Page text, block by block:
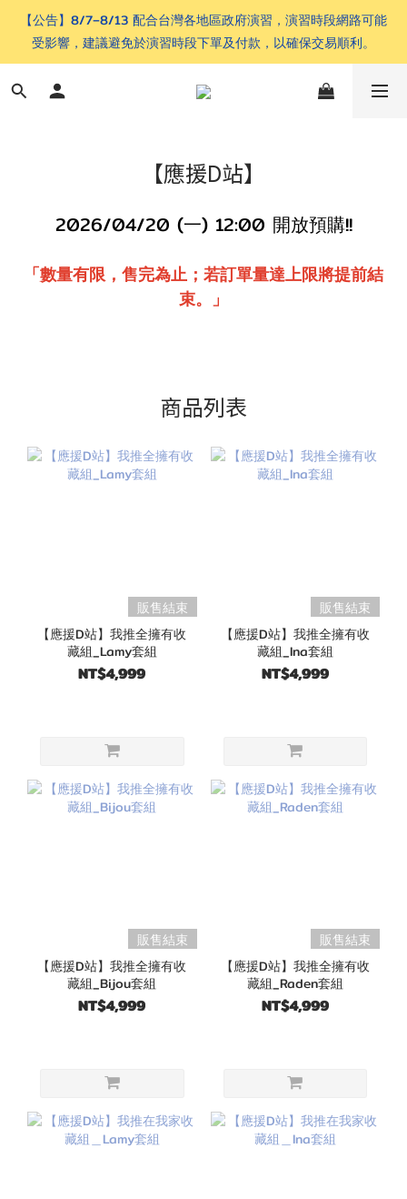
【公告】8/7–8/13 配合台灣各地區政府演習，演習時段網路可能
受影響，建議避免於演習時段下單及付款，以確保交易順利。
【應援D站】
2026/04/20 (一) 12:00 開放預購!!
「數量有限，售完為止；若訂單量達上限將提前結
束。」
商品列表
販售結束
【應援D站】我推全擁有收
藏組_Lamy套組
NT$4,999
販售結束
【應援D站】我推全擁有收
藏組_Ina套組
NT$4,999
販售結束
【應援D站】我推全擁有收
藏組_Bijou套組
NT$4,999
販售結束
【應援D站】我推全擁有收
藏組_Raden套組
NT$4,999